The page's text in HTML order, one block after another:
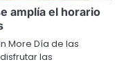
amplía el horario
More Día de las
las